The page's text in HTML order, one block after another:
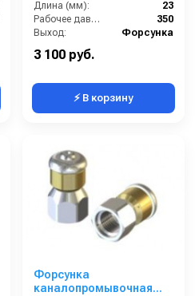
Длина (мм):
23
Рабочее давление (бар):
350
Выход:
Форсунка
3 100 руб.
⚡ В корзину
Форсунка
каналопромывочная